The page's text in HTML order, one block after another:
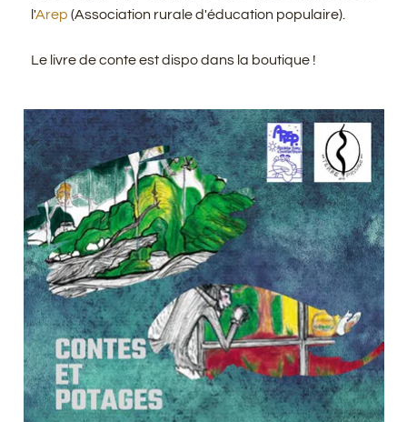
l'Arep (Association rurale d'éducation populaire).
Le livre de conte est dispo dans la boutique !